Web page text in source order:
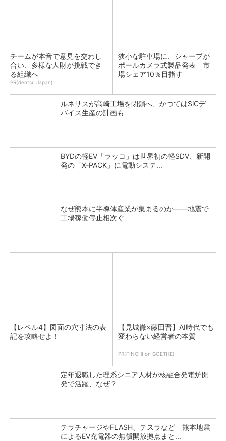
チームが本音で意見を交わし
合い、多様な人財が挑戦でき
る組織へ
PR(dentsu Japan)
狭小な駐車場に、シャープが
ポールカメラ式製品発表 市
場シェア10％目指す
ルネサスが高崎工場を閉鎖へ、かつてはSiCデ
バイス生産の計画も
BYDの軽EV「ラッコ」は世界初の軽SDV、新開
発の「X-PACK」に電動システ...
なぜ熊本に半導体産業が集まるのか――地震で
工場稼働停止相次ぐ
【レベル4】図面の穴寸法の表
記を攻略せよ！
【見城徹×藤田晋】AI時代でも
変わらない経営者の本質
PR(FINCHI on GOETHE)
定年退職した理系シニア人材が核融合発電炉開
発で活躍、なぜ？
テラチャージやFLASH、テスラなど 熊本地震
によるEV充電器の無償開放拠点まと...